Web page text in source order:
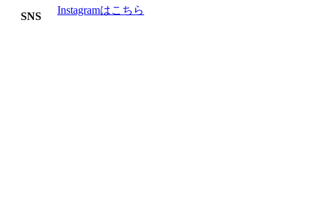
SNS
Instagramはこちら